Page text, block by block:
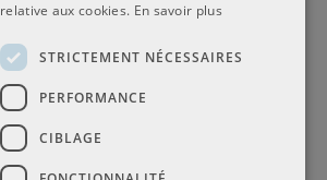
relative aux cookies. En savoir plus
STRICTEMENT NÉCESSAIRES
PERFORMANCE
CIBLAGE